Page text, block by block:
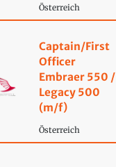
Österreich
Captain/First
Officer
Embraer 550 /
Legacy 500
(m/f)
Österreich